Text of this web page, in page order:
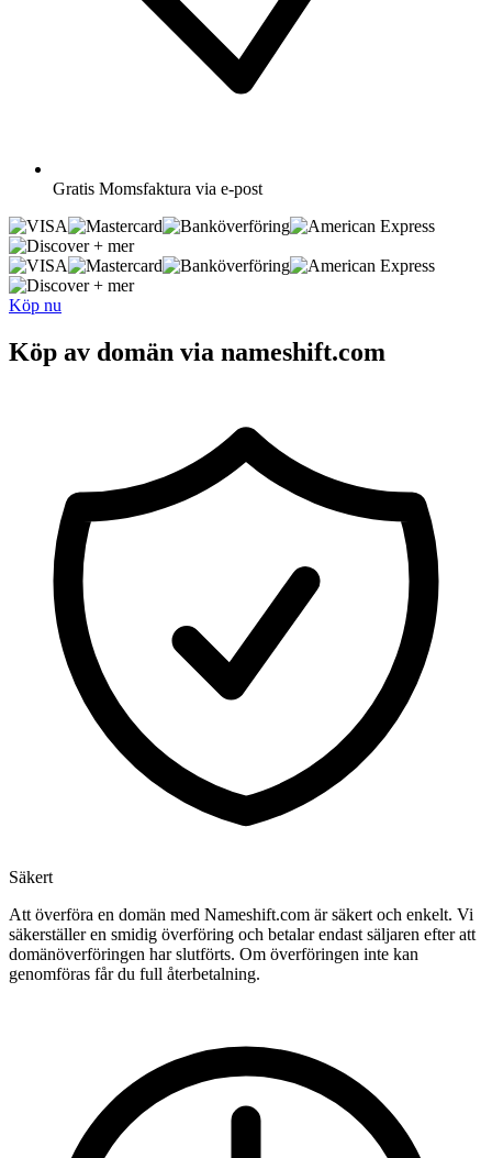
Gratis Momsfaktura via e-post
+ mer
+ mer
Köp nu
Köp av domän via nameshift.com
Säkert
Att överföra en domän med Nameshift.com är säkert och enkelt. Vi
säkerställer en smidig överföring och betalar endast säljaren efter att
domänöverföringen har slutförts. Om överföringen inte kan
genomföras får du full återbetalning.